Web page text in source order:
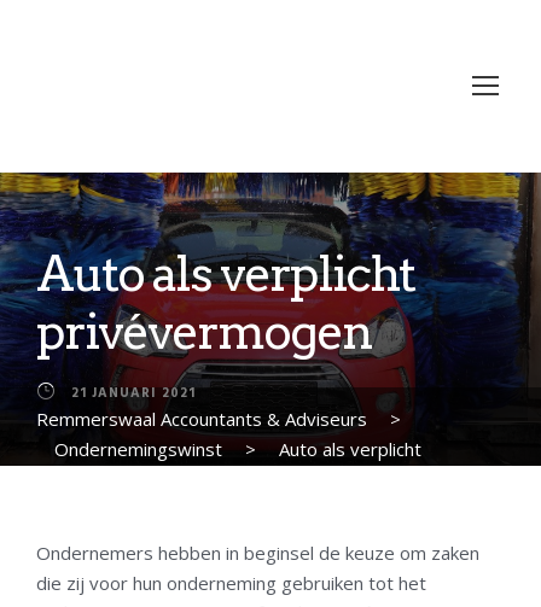
Auto als verplicht
privévermogen
21 JANUARI 2021
Remmerswaal Accountants & Adviseurs
>
Ondernemingswinst
>
Auto als verplicht
Ondernemers hebben in beginsel de keuze om zaken
die zij voor hun onderneming gebruiken tot het